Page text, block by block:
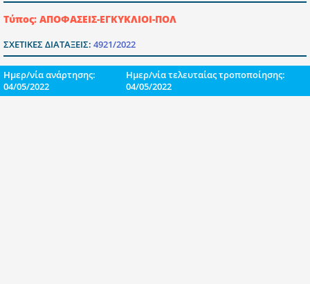
Τύπος: ΑΠΟΦΑΣΕΙΣ-ΕΓΚΥΚΛΙΟΙ-ΠΟΛ
ΣΧΕΤΙΚΕΣ ΔΙΑΤΑΞΕΙΣ: 4921/2022
Ημερ/νία ανάρτησης:
04/05/2022
Ημερ/νία τελευταίας τροποποίησης:
04/05/2022